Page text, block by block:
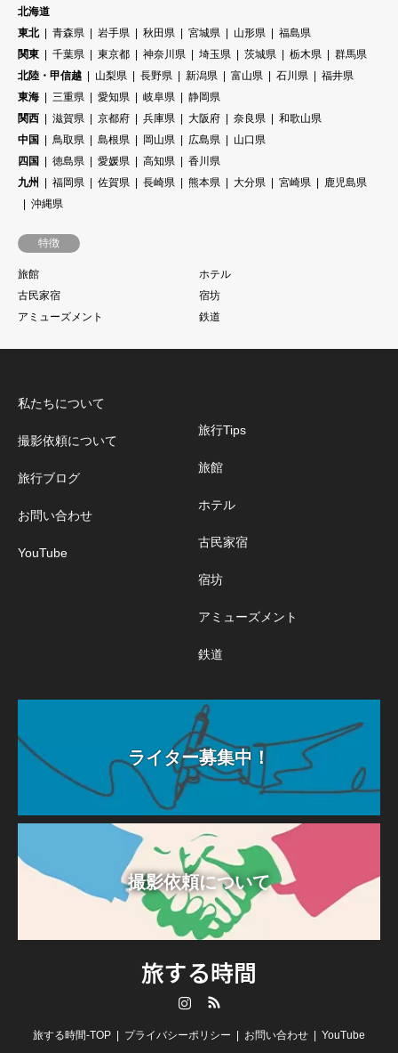
北海道
東北
青森県 岩手県 秋田県 宮城県 山形県
福島県
関東
千葉県 東京都 神奈川県 埼玉県 茨城県 栃木県
群馬県
北陸・甲信越
山梨県 長野県 新潟県 富山県 石川県
福井県
東海
三重県 愛知県 岐阜県
静岡県
関西
滋賀県 京都府 兵庫県 大阪府 奈良県
和歌山県
中国
鳥取県 島根県 岡山県 広島県
山口県
四国
徳島県 愛媛県 高知県
香川県
九州
福岡県 佐賀県 長崎県 熊本県 大分県 宮崎県
鹿児島県
沖縄県
特徴
旅館
ホテル
古民家宿
宿坊
アミューズメント
鉄道
私たちについて
撮影依頼について
旅行ブログ
お問い合わせ
YouTube
旅行Tips
旅館
ホテル
古民家宿
宿坊
アミューズメント
鉄道
ライター募集中！
撮影依頼について
旅する時間
旅する時間-TOP プライバシーポリシー お問い合わせ YouTube